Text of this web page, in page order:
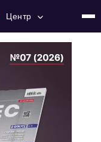
Центр